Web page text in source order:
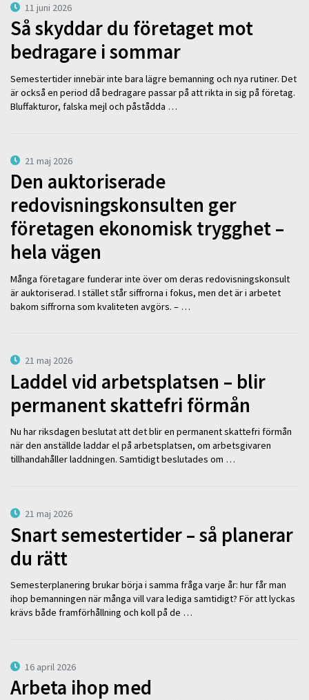
11 juni 2026
Så skyddar du företaget mot
bedragare i sommar
Semestertider innebär inte bara lägre bemanning och nya rutiner. Det
är också en period då bedragare passar på att rikta in sig på företag.
Bluffakturor, falska mejl och påstådda …
21 maj 2026
Den auktoriserade
redovisningskonsulten ger
företagen ekonomisk trygghet –
hela vägen
Många företagare funderar inte över om deras redovisningskonsult
är auktoriserad. I stället står siffrorna i fokus, men det är i arbetet
bakom siffrorna som kvaliteten avgörs. – …
21 maj 2026
Laddel vid arbetsplatsen – blir
permanent skattefri förmån
Nu har riksdagen beslutat att det blir en permanent skattefri förmån
när den anställde laddar el på arbetsplatsen, om arbetsgivaren
tillhandahåller laddningen. Samtidigt beslutades om …
21 maj 2026
Snart semestertider – så planerar
du rätt
Semesterplanering brukar börja i samma fråga varje år: hur får man
ihop bemanningen när många vill vara lediga samtidigt? För att lyckas
krävs både framförhållning och koll på de …
16 april 2026
Arbeta ihop med